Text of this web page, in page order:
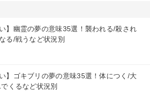
い】幽霊の夢の意味35選！襲われる/殺され
る/戦うなど状況別
い】ゴキブリの夢の意味35選！体につく/大
くるなど状況別